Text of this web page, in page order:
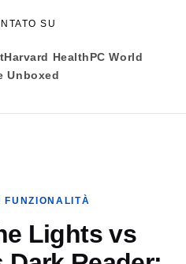
SU
Harvard Health PC World
Unboxed
FUNZIONALITÀ
Lights vs